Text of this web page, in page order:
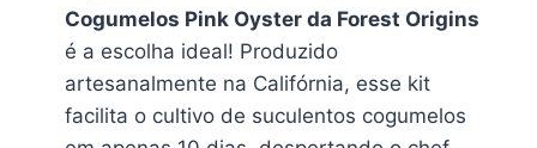
Cogumelos Pink Oyster da Forest Origins
é a escolha ideal! Produzido
artesanalmente na Califórnia, esse kit
facilita o cultivo de suculentos cogumelos